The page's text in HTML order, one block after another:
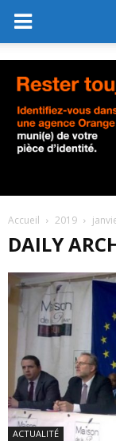
Accueil 2019
DAILY
ACTUALITÉ